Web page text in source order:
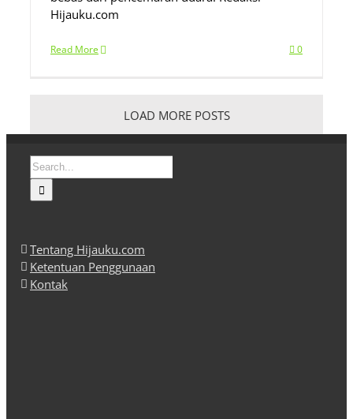
Hijauku.com
Read More 0
LOAD MORE POSTS
Search
for:
Tentang Hijauku.com
Ketentuan Penggunaan
Kontak